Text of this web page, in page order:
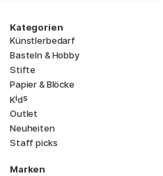
Kategorien
Künstlerbedarf
Basteln & Hobby
Stifte
Papier & Blöcke
Kids
Outlet
Neuheiten
Staff picks
Marken